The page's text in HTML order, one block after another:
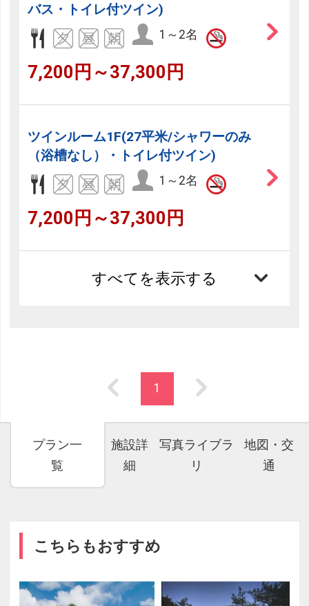
バス・トイレ付ツイン)
1～2名
7,200円～37,300円
ツインルーム1F(27平米/シャワーのみ
（浴槽なし）・トイレ付ツイン)
1～2名
7,200円～37,300円
すべてを表示する
1
プラン一
覧
施設詳
細
写真ライブラ
リ
地図・交
通
こちらもおすすめ